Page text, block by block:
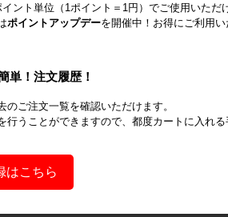
ロープ
ント単位（1ポイント＝1円）でご使用いただ
ポイントアップデーを開催中！お得にご利用
単！注文履歴！
のご注文一覧を確認いただけます。
行うことができますので、都度カートに入れ
はこちら